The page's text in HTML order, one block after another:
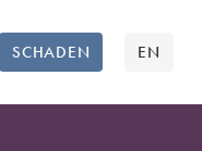
SCHADEN EN